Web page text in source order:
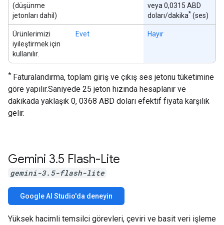
(düşünme
jetonları dahil)
veya 0,0315 ABD
doları/dakika* (ses)
Ürünlerimizi
iyileştirmek için
kullanılır.
Evet Hayır
* Faturalandırma, toplam giriş ve çıkış ses jetonu tüketimine
göre yapılır.Saniyede 25 jeton hızında hesaplanır ve
dakikada yaklaşık 0, 0368 ABD doları efektif fiyata karşılık
gelir.
Gemini 3.5 Flash-Lite
gemini-3.5-flash-lite
Google AI Studio'da deneyin
Yüksek hacimli temsilci görevleri, çeviri ve basit veri işleme